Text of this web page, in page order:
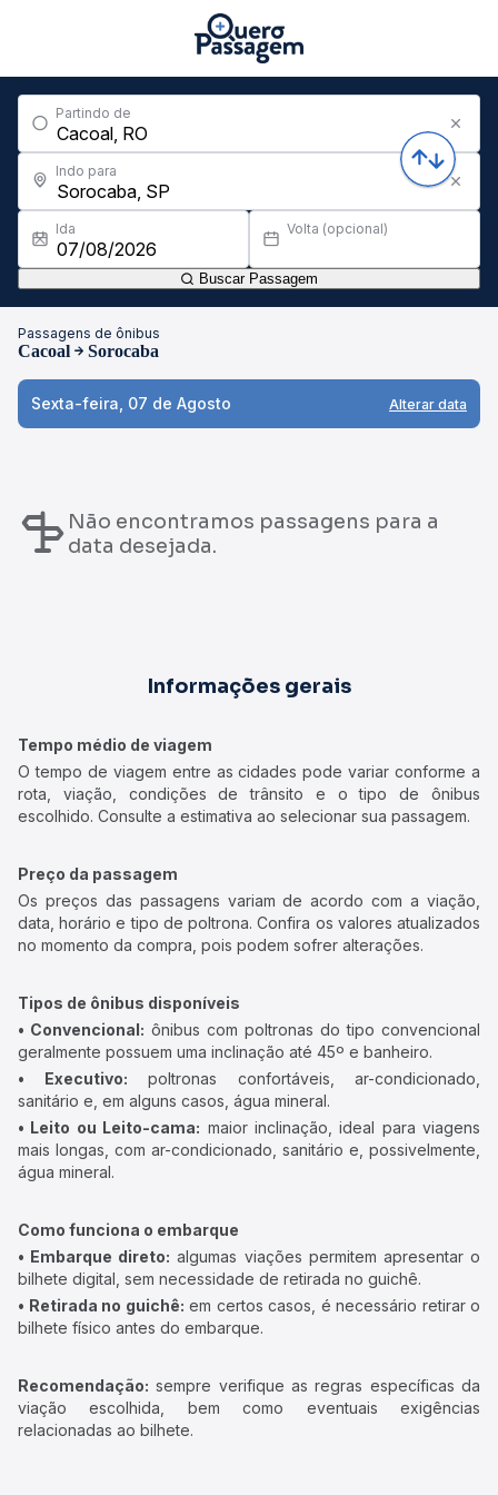
Partindo de
Indo para
Ida Volta (opcional)
Buscar Passagem
Passagens de ônibus
Cacoal Sorocaba
Sexta-feira, 07 de Agosto Alterar data
Não encontramos passagens para a
data desejada.
Informações gerais
Tempo médio de viagem
O tempo de viagem entre as cidades pode variar conforme a
rota, viação, condições de trânsito e o tipo de ônibus
escolhido. Consulte a estimativa ao selecionar sua passagem.
Preço da passagem
Os preços das passagens variam de acordo com a viação,
data, horário e tipo de poltrona. Confira os valores atualizados
no momento da compra, pois podem sofrer alterações.
Tipos de ônibus disponíveis
• Convencional: ônibus com poltronas do tipo convencional
geralmente possuem uma inclinação até 45º e banheiro.
• Executivo: poltronas confortáveis, ar-condicionado,
sanitário e, em alguns casos, água mineral.
• Leito ou Leito-cama: maior inclinação, ideal para viagens
mais longas, com ar-condicionado, sanitário e, possivelmente,
água mineral.
Como funciona o embarque
• Embarque direto: algumas viações permitem apresentar o
bilhete digital, sem necessidade de retirada no guichê.
• Retirada no guichê: em certos casos, é necessário retirar o
bilhete físico antes do embarque.
Recomendação: sempre verifique as regras específicas da
viação escolhida, bem como eventuais exigências
relacionadas ao bilhete.